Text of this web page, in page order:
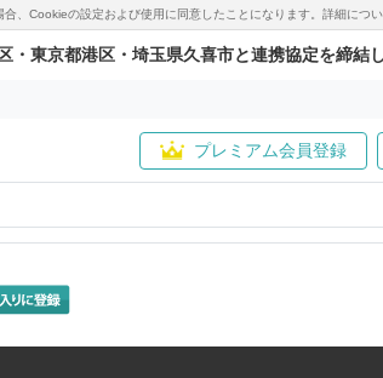
Cookieの設定および使用に同意したことになります。詳細につ
・東京都港区・埼玉県久喜市と連携協定を締結
プレミアム会員登録